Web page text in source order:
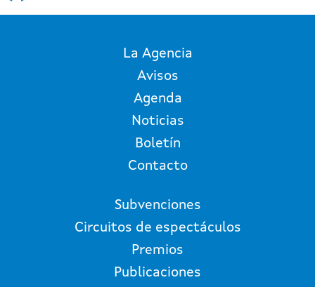
La Agencia
Avisos
Agenda
Noticias
Boletín
Contacto
Subvenciones
Circuitos de espectáculos
Premios
Publicaciones